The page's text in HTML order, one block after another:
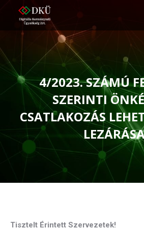
4/2023. SZÁMÚ
SZERINTI
CSATLAKOZÁS
You are
Tisztelt Érintett Szervezetek!